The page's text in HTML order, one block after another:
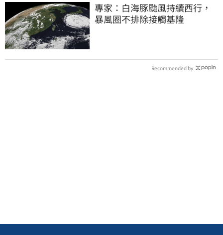
專家：白海豚颱風持續西行，
暴風圈不排除接觸基隆
Recommended by